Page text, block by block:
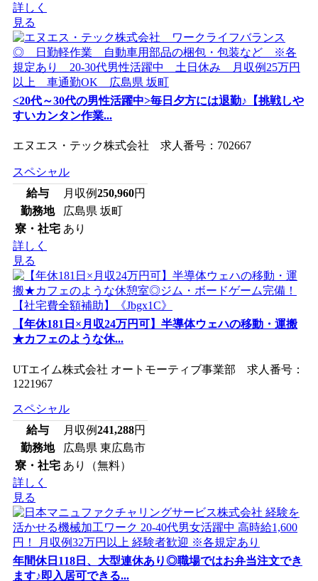
詳しく
見る
<20代～30代の男性活躍中>毎日夕方には退勤♪【挑戦しや
すいカンタン作業...
エヌエス・テック株式会社 求人番号：702667
スペシャル
給与
月収例250,960円
勤務地
広島県 坂町
寮・社宅 あり
詳しく
見る
【年休181日×月収24万円可】半導体ウェハの移動・運搬
★カフェのような休...
UTエイム株式会社 オートモーティブ事業部 求人番号：
1221967
スペシャル
給与
月収例241,288円
勤務地
広島県 東広島市
寮・社宅 あり（無料）
詳しく
見る
年間休日118日、大型連休あり◎職場ではお弁当注文でき
ます♪即入居可できる...